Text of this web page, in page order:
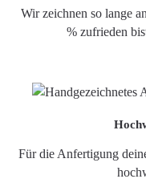
Wir zeichnen so lange
% zufrieden
Für die Anfertigung